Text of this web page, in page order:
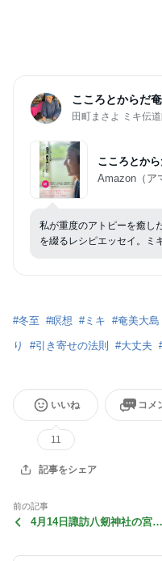
こころとからだ
こころとか
Amazon（ア
私が重度のアトピーを癒し
を綴るレシピエッセイ。ミ
#冬至 #瞑想 #ミキ #奄美大島
り #引き寄せの法則 #大丈夫
いいね
11
コメ
記事をシェア
前の記事
4月14日諏訪八剱神社の宮司
キング